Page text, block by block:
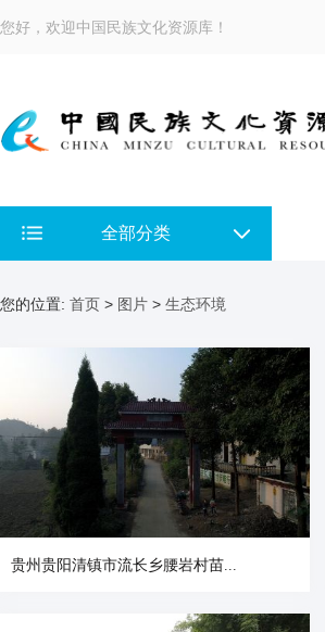
您好，欢迎中国民族文化资源库！
全部分类
您的位置: 首页 > 图片 > 生态环境
贵州贵阳清镇市流长乡腰岩村苗...